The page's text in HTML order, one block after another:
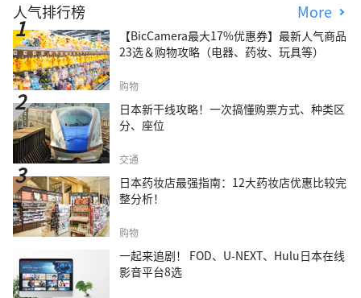
人气排行榜 More
【BicCamera最大17%优惠券】最新人气商品
23选＆购物攻略（电器、药妆、玩具等）
购物
日本新干线攻略！一次搞懂购票方式、种类区
分、座位
交通
日本药妆店最强指南：12大药妆店优惠比较完
整分析！
购物
一起来追剧！ FOD、U-NEXT、Hulu日本在线
影音平台8选